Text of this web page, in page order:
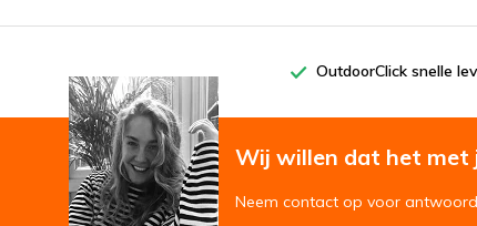
OutdoorClick snelle
Wij willen dat het met
Neem contact op voor